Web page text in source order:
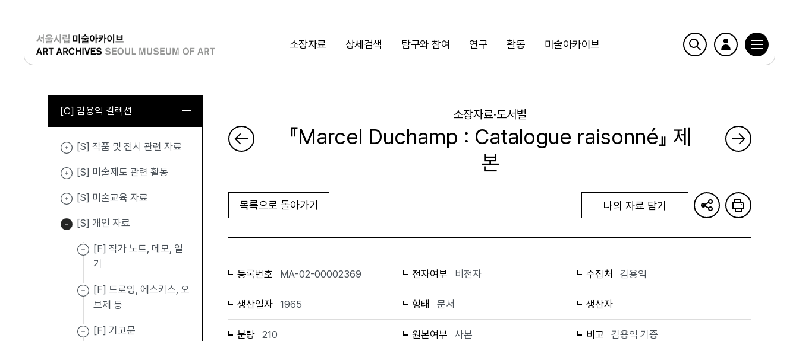
소장자료 상세검색 탐구와 참여 연구 활동 미술아카이브
검색
로그인
[C] 김용익 컬렉션
[S] 작품 및 전시 관련 자료
[S] 미술제도 관련 활동
[S] 미술교육 자료
[S] 개인 자료
[F] 작가 노트, 메모, 일
기
[F] 드로잉, 에스키스, 오
브제 등
[F] 기고문
소장자료·도서별
『Marcel Duchamp : Catalogue raisonné』 제
본
목록으로 돌아가기 나의 자료 담기
등록번호 MA-02-00002369 전자여부 비전자 수집처 김용익
생산일자 1965 형태 문서 생산자
분량 210 원본여부 사본 비고 김용익 기증